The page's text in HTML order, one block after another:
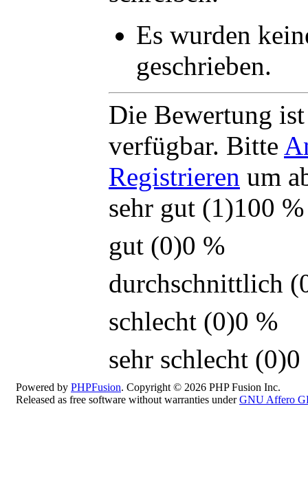
Es wurden
geschrieben.
Die Bewertung
verfügbar. Bitte
Registrieren um
sehr gut (1)100 %
gut (0)0 %
durchschnittlich
schlecht (0)0 %
sehr schlecht (0)0
Powered by PHPFusion. Copyright © 2026 PHP Fusion Inc.
Released as free software without warranties underGNU Affero